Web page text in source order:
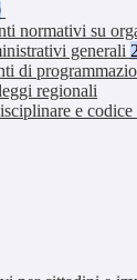
normativi su
generali
di
regionali
e codice